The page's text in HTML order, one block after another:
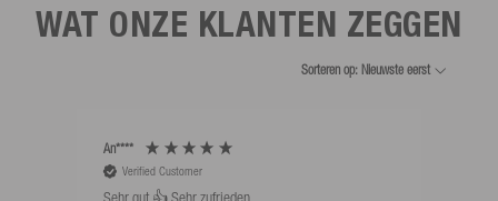
WAT ONZE KLANTEN ZEGGEN
Sorteren op: Nieuwste eerst
An****
Verified Customer